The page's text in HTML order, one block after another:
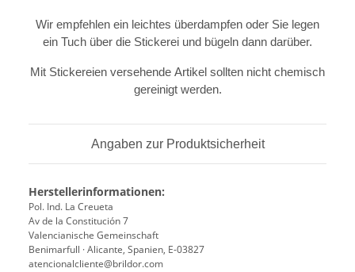
Wir empfehlen ein leichtes überdampfen oder Sie legen
ein Tuch über die Stickerei und bügeln dann darüber.
Mit Stickereien versehende Artikel sollten nicht chemisch
gereinigt werden.
Angaben zur Produktsicherheit
Herstellerinformationen:
Pol. Ind. La Creueta
Av de la Constitución 7
Valencianische Gemeinschaft
Benimarfull · Alicante, Spanien, E-03827
atencionalcliente@brildor.com